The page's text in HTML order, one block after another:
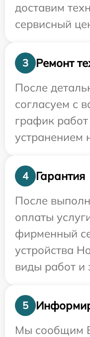
доставим
сервисный
3
Ремонт
После
согласуем с
график
устранением
4
Гарантия
После
оплаты
фирменный
устройства
виды работ и
5
Мы сообщим